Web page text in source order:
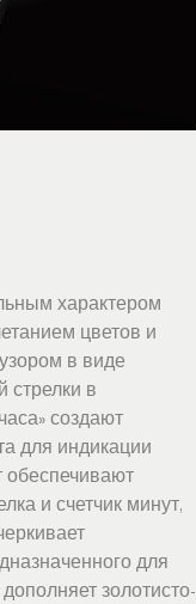
характером
цветов и
в виде
стрелки в
создают
для индикации
обеспечивают
и счетчик минут,
для
золотисто-